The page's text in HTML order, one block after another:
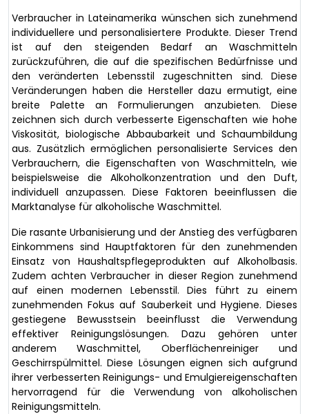
Verbraucher in Lateinamerika wünschen sich zunehmend
individuellere und personalisiertere Produkte. Dieser Trend
ist auf den steigenden Bedarf an Waschmitteln
zurückzuführen, die auf die spezifischen Bedürfnisse und
den veränderten Lebensstil zugeschnitten sind. Diese
Veränderungen haben die Hersteller dazu ermutigt, eine
breite Palette an Formulierungen anzubieten. Diese
zeichnen sich durch verbesserte Eigenschaften wie hohe
Viskosität, biologische Abbaubarkeit und Schaumbildung
aus. Zusätzlich ermöglichen personalisierte Services den
Verbrauchern, die Eigenschaften von Waschmitteln, wie
beispielsweise die Alkoholkonzentration und den Duft,
individuell anzupassen. Diese Faktoren beeinflussen die
Marktanalyse für alkoholische Waschmittel.
Die rasante Urbanisierung und der Anstieg des verfügbaren
Einkommens sind Hauptfaktoren für den zunehmenden
Einsatz von Haushaltspflegeprodukten auf Alkoholbasis.
Zudem achten Verbraucher in dieser Region zunehmend
auf einen modernen Lebensstil. Dies führt zu einem
zunehmenden Fokus auf Sauberkeit und Hygiene. Dieses
gestiegene Bewusstsein beeinflusst die Verwendung
effektiver Reinigungslösungen. Dazu gehören unter
anderem Waschmittel, Oberflächenreiniger und
Geschirrspülmittel. Diese Lösungen eignen sich aufgrund
ihrer verbesserten Reinigungs- und Emulgiereigenschaften
hervorragend für die Verwendung von alkoholischen
Reinigungsmitteln.